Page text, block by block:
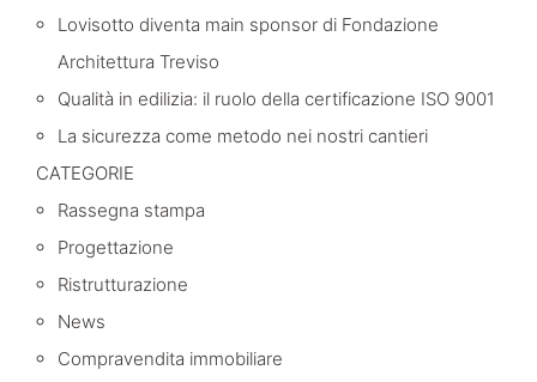
Lovisotto diventa main sponsor di Fondazione
Architettura Treviso
Qualità in edilizia: il ruolo della certificazione ISO 9001
La sicurezza come metodo nei nostri cantieri
CATEGORIE
Rassegna stampa
Progettazione
Ristrutturazione
News
Compravendita immobiliare